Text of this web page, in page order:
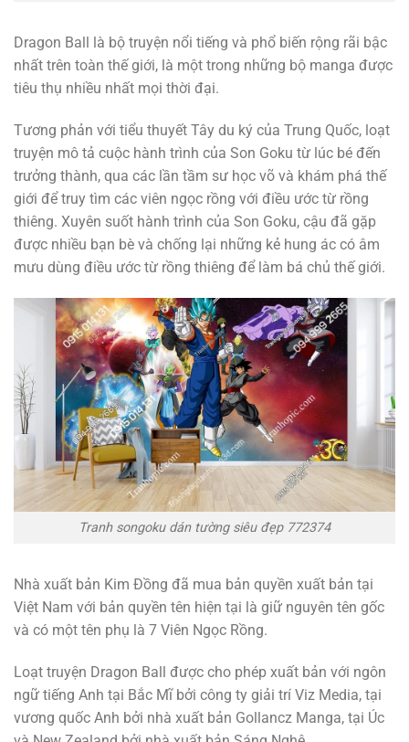
Dragon Ball là bộ truyện nổi tiếng và phổ biến rộng rãi bậc
nhất trên toàn thế giới, là một trong những bộ manga được
tiêu thụ nhiều nhất mọi thời đại.
Tương phản với tiểu thuyết Tây du ký của Trung Quốc, loạt
truyện mô tả cuộc hành trình của Son Goku từ lúc bé đến
trưởng thành, qua các lần tầm sư học võ và khám phá thế
giới để truy tìm các viên ngọc rồng với điều ước từ rồng
thiêng. Xuyên suốt hành trình của Son Goku, cậu đã gặp
được nhiều bạn bè và chống lại những kẻ hung ác có âm
mưu dùng điều ước từ rồng thiêng để làm bá chủ thế giới.
Tranh songoku dán tường siêu đẹp 772374
Nhà xuất bản Kim Đồng đã mua bản quyền xuất bản tại
Việt Nam với bản quyền tên hiện tại là giữ nguyên tên gốc
và có một tên phụ là 7 Viên Ngọc Rồng.
Loạt truyện Dragon Ball được cho phép xuất bản với ngôn
ngữ tiếng Anh tại Bắc Mĩ bởi công ty giải trí Viz Media, tại
vương quốc Anh bởi nhà xuất bản Gollancz Manga, tại Úc